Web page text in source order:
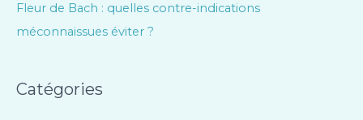
Fleur de Bach : quelles contre-indications
méconnaissues éviter ?
Catégories